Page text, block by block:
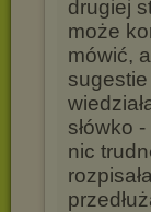
drugiej
może
mówić,
słówko
nic